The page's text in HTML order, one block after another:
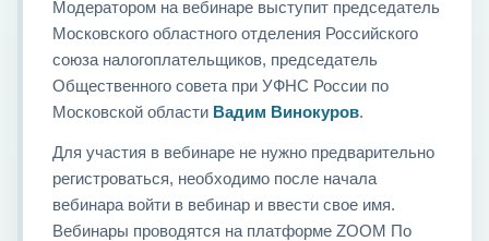
Модератором на вебинаре выступит председатель
Московского областного отделения Российского
союза налогоплательщиков, председатель
Общественного совета при УФНС России по
Московской области Вадим Винокуров.
Для участия в вебинаре не нужно предварительно
регистроваться, необходимо после начала
вебинара войти в вебинар и ввести свое имя.
Вебинары проводятся на платформе ZOOM По